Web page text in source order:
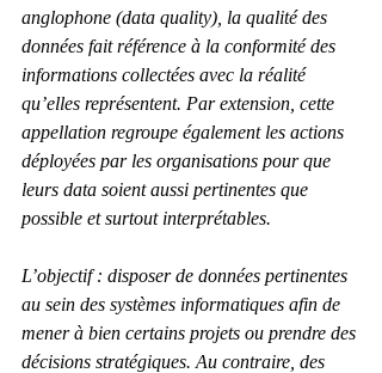
anglophone (data quality), la qualité des
données fait référence à la conformité des
informations collectées avec la réalité
qu’elles représentent. Par extension, cette
appellation regroupe également les actions
déployées par les organisations pour que
leurs data soient aussi pertinentes que
possible et surtout interprétables.
L’objectif : disposer de données pertinentes
au sein des systèmes informatiques afin de
mener à bien certains projets ou prendre des
décisions stratégiques. Au contraire, des